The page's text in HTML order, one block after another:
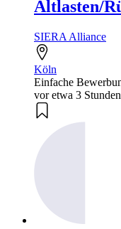
Altlasten/
SIERA Alliance
Köln
Einfache
vor etwa 3 Stunden